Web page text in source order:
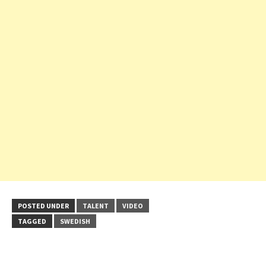
POSTED UNDER TALENT
VIDEO
TAGGED
SWEDISH